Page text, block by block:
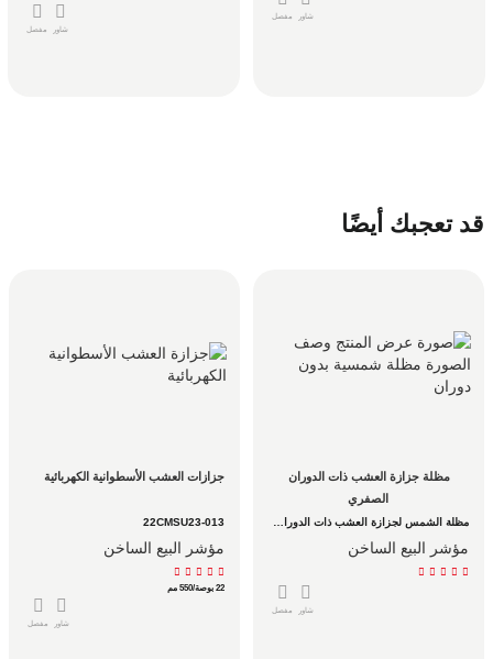
مفصل شاور
مفصل شاور
قد تعجبك أيضًا
جزازات العشب الأسطوانية الكهربائية
22CMSU23-013
مؤشر البيع الساخن
22 بوصة/550 مم
مفصل شاور
الصفري
مؤشر البيع الساخن
مفصل شاور